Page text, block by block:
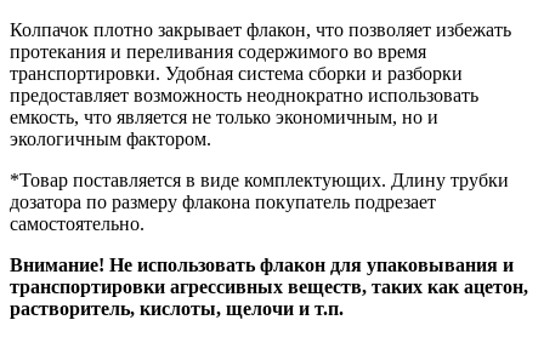
Колпачок плотно закрывает флакон, что позволяет избежать
протекания и переливания содержимого во время
транспортировки. Удобная система сборки и разборки
предоставляет возможность неоднократно использовать
емкость, что является не только экономичным, но и
экологичным фактором.
*Товар поставляется в виде комплектующих. Длину трубки
дозатора по размеру флакона покупатель подрезает
самостоятельно.
Внимание! Не использовать флакон для упаковывания и
транспортировки агрессивных веществ, таких как ацетон,
растворитель, кислоты, щелочи и т.п.